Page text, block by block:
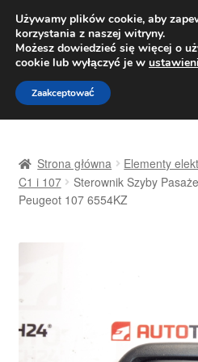
DOSTAWA
Pn.-pt. 9:00-
Przejdź
do
nawigacji
Przejdź
do
treści
Dostawa
Moje konto
Strona główna Elementy
C1 i 107
Sterownik Szyby
Peugeot 107 6554KZ
Używamy plików cookie, aby
korzystania z naszej witryny.
Możesz dowiedzieć się więcej o
cookie lub wyłączyć je w
Zaakceptować